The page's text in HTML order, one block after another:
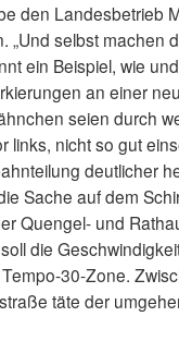
den Landesbetrieb
selbst machen
ein Beispiel, wie
an einer
seien durch
links, nicht so gut
deutlicher
Sache auf dem
Quengel- und
die
30-Zone.
täte der